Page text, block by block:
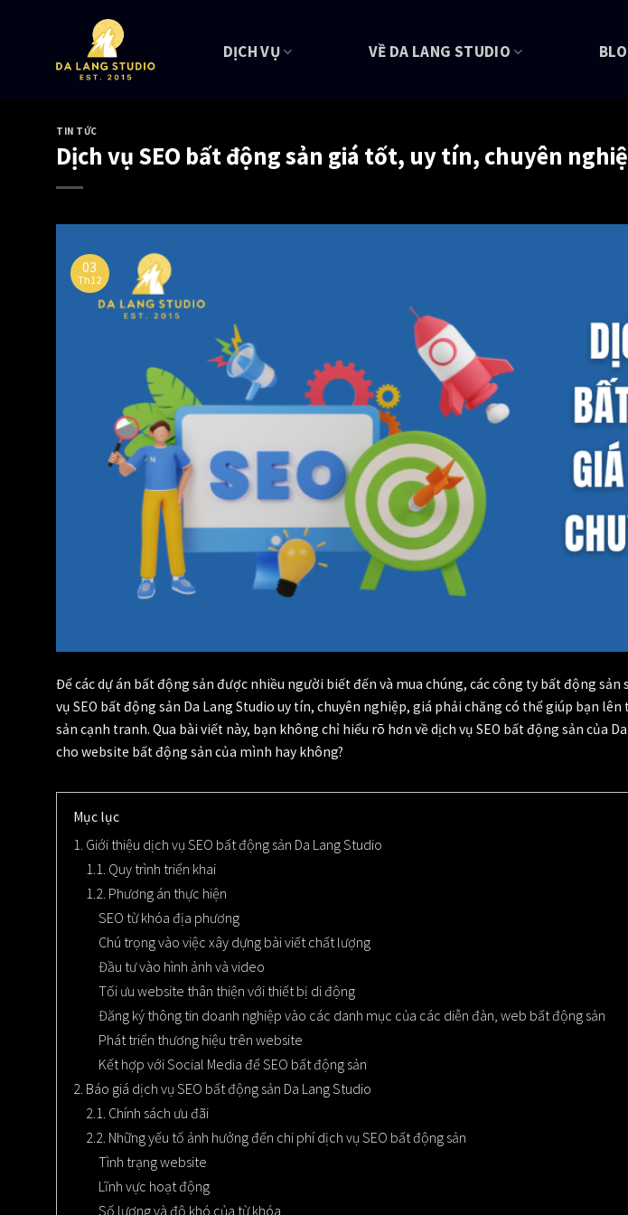
DỊCH VỤ VỀ DA LANG STUDIO
TIN TỨC
Dịch vụ SEO bất động sản giá tốt, uy tín, chuyên
03
Th12
Để các dự án bất động sản được nhiều người biết đến và mua chúng, các công ty bất động sản
vụ SEO bất động sản Da Lang Studio uy tín, chuyên nghiệp, giá phải chăng có thể giúp bạn
sản cạnh tranh. Qua bài viết này, bạn không chỉ hiểu rõ hơn về dịch vụ SEO bất động sản của
cho website bất động sản của mình hay không?
Mục lục
1. Giới thiệu dịch vụ SEO bất động sản Da Lang Studio
1.1. Quy trình triển khai
1.2. Phương án thực hiện
SEO từ khóa địa phương
Chú trọng vào việc xây dựng bài viết chất lượng
Đầu tư vào hình ảnh và video
Tối ưu website thân thiện với thiết bị di động
Đăng ký thông tin doanh nghiệp vào các danh mục của các diễn đàn, web bất động sản
Phát triển thương hiệu trên website
Kết hợp với Social Media để SEO bất động sản
2. Báo giá dịch vụ SEO bất động sản Da Lang Studio
2.1. Chính sách ưu đãi
2.2. Những yếu tố ảnh hưởng đến chi phí dịch vụ SEO bất động sản
Tình trạng website
Lĩnh vực hoạt động
Số lượng và độ khó của từ khóa